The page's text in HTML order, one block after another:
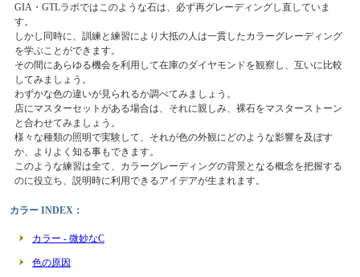
GIA・GTLラボではこのような石は、必ず再グレーディングし直していま
す。
しかし同時に、訓練と練習により大抵の人は一貫したカラーグレーディング
を学ぶことができます。
その間にあらゆる機会を利用して在庫のダイヤモンドを観察し、互いに比較
してみましょう。
わずかな色の違いが見られるか調べてみましょう。
店にマスターセットがある場合は、それに親しみ、裸石をマスターストーン
と合わせてみましょう。
様々な種類の照明で実験して、それが色の外観にどのような影響を及ぼす
か、よりよく知る事もできます。
このような練習は全て、カラーグレーディングの背景となる概念を把握する
のに役立ち、説明時に利用できるアイデアが生まれます。
カラー INDEX：
カラー - 微妙なC
色の原因